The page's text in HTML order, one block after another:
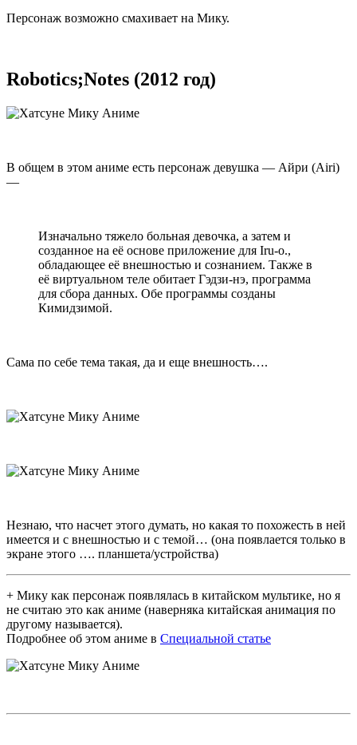
Персонаж возможно смахивает на Мику.
Robotics;Notes (2012 год)
В общем в этом аниме есть персонаж девушка — Айри (Airi)
—
Изначально тяжело больная девочка, а затем и
созданное на её основе приложение для Iru-o.,
обладающее её внешностью и сознанием. Также в
её виртуальном теле обитает Гэдзи-нэ, программа
для сбора данных. Обе программы созданы
Кимидзимой.
Сама по себе тема такая, да и еще внешность….
Незнаю, что насчет этого думать, но какая то похожесть в ней
имеется и с внешностью и с темой… (она появлается только в
экране этого …. планшета/устройства)
+ Мику как персонаж появлялась в китайском мультике, но я
не считаю это как аниме (наверняка китайская анимация по
другому называется).
Подробнее об этом аниме в Специальной статье